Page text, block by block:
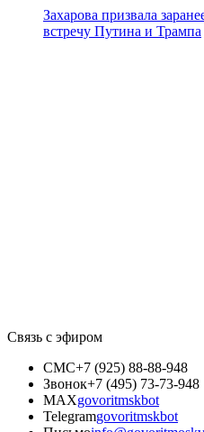
Захарова призвала
встречу Путина и Трампа
Связь с эфиром
СМС+7 (925) 88-88-948
Звонок+7 (495) 73-73-948
MAXgovoritmskbot
Telegramgovoritmskbot